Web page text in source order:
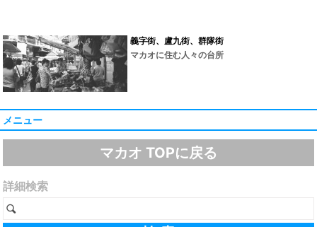
義字街、盧九街、群隊街
マカオに住む人々の台所
メニュー
マカオ TOPに戻る
詳細検索